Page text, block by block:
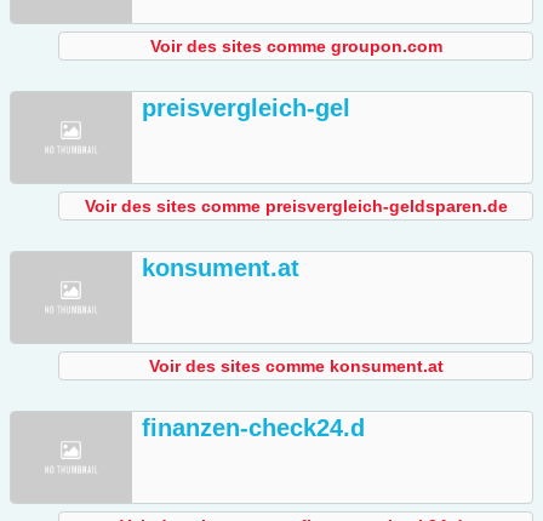
Voir des sites comme groupon.com
preisvergleich-gel
Voir des sites comme preisvergleich-geldsparen.de
konsument.at
Voir des sites comme konsument.at
finanzen-check24.d